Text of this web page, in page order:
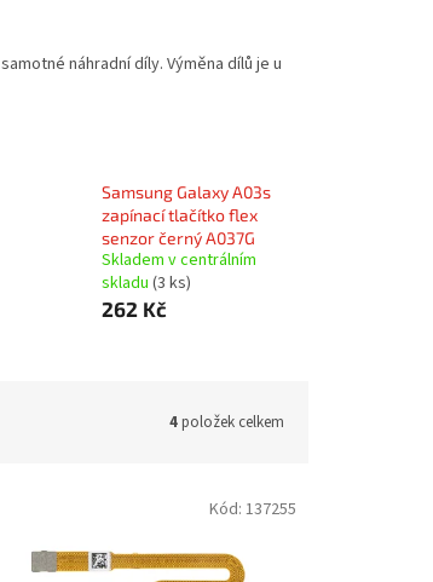
náhradní díly. Výměna dílů je u
Samsung Galaxy A03s
zapínací tlačítko flex
senzor černý A037G
Skladem v centrálním
skladu (3 ks)
262 Kč
4položek celkem
Kód: 137255